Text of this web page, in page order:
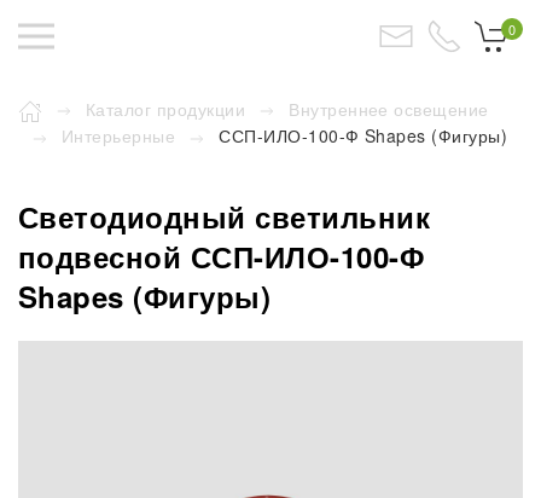
0
Каталог продукции
Внутреннее освещение
Интерьерные
ССП-ИЛО-100-Ф Shapes (Фигуры)
Светодиодный светильник
подвесной ССП-ИЛО-100-Ф
Shapes (Фигуры)